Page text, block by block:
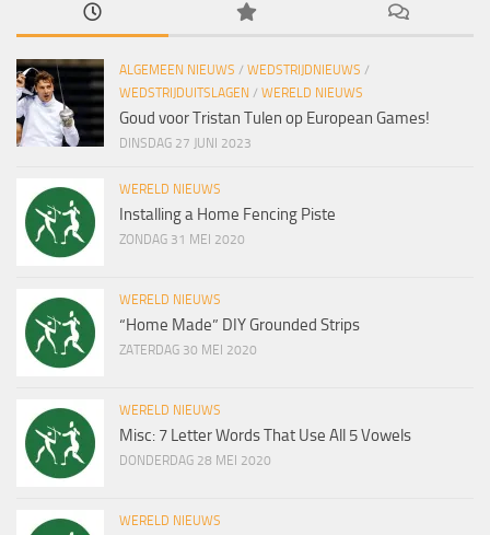
ALGEMEEN NIEUWS / WEDSTRIJDNIEUWS /
WEDSTRIJDUITSLAGEN / WERELD NIEUWS
Goud voor Tristan Tulen op European Games!
DINSDAG 27 JUNI 2023
WERELD NIEUWS
Installing a Home Fencing Piste
ZONDAG 31 MEI 2020
WERELD NIEUWS
“Home Made” DIY Grounded Strips
ZATERDAG 30 MEI 2020
WERELD NIEUWS
Misc: 7 Letter Words That Use All 5 Vowels
DONDERDAG 28 MEI 2020
WERELD NIEUWS